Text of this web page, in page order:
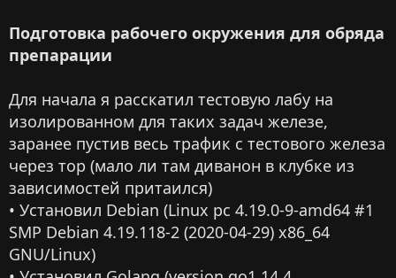
Подготовка рабочего окружения для обряда
препарации
Для начала я расскатил тестовую лабу на
изолированном для таких задач железе,
заранее пустив весь трафик с тестового железа
через тор (мало ли там диванон в клубке из
зависимостей притаился)
• Установил Debian (Linux pc 4.19.0-9-amd64 #1
SMP Debian 4.19.118-2 (2020-04-29) x86_64
GNU/Linux)